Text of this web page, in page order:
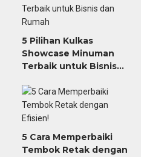
5 Pilihan Kulkas
Showcase Minuman
Terbaik untuk Bisnis
5 Cara Memperbaiki
Tembok Retak dengan